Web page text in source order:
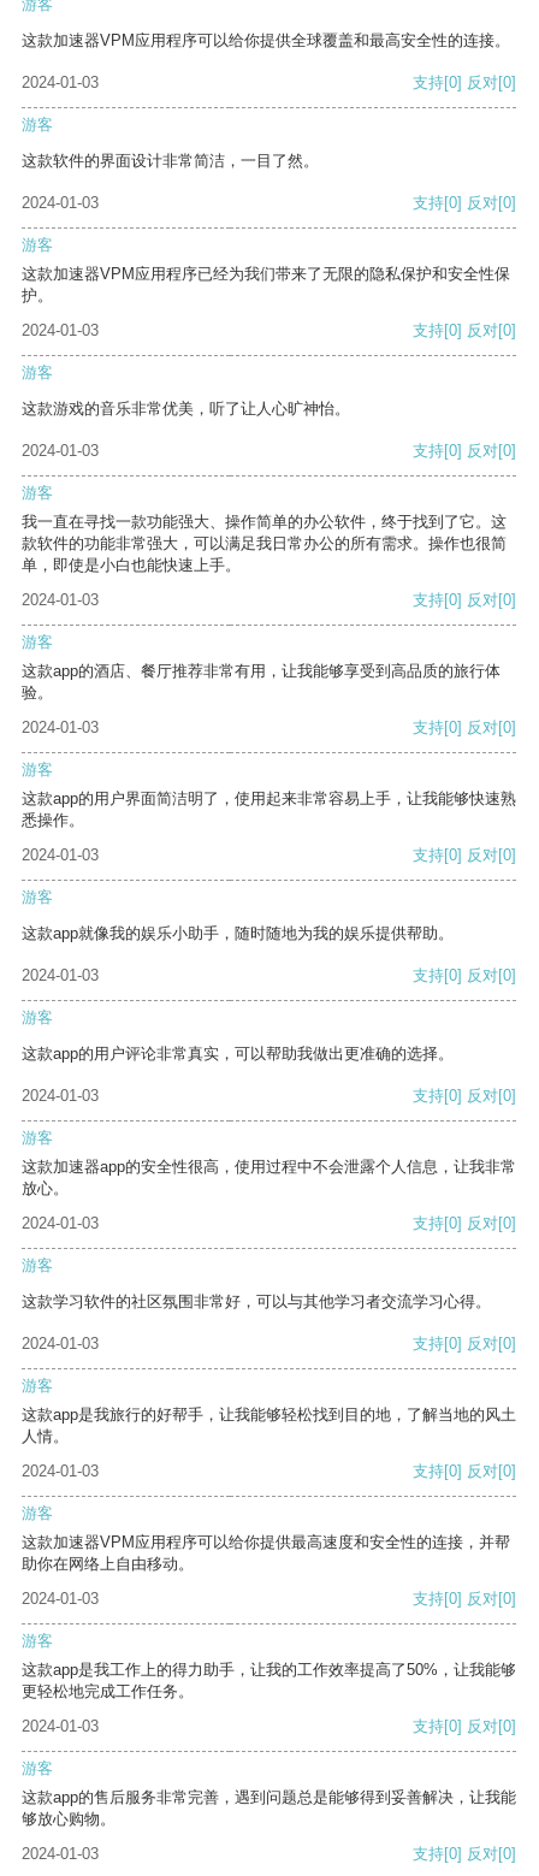
游客
这款加速器VPM应用程序可以给你提供全球覆盖和最高安全性的连接。
2024-01-03 支持[0] 反对[0]
游客
这款软件的界面设计非常简洁，一目了然。
2024-01-03 支持[0] 反对[0]
游客
这款加速器VPM应用程序已经为我们带来了无限的隐私保护和安全性保
护。
2024-01-03
支持[0] 反对[0]
游客
这款游戏的音乐非常优美，听了让人心旷神怡。
2024-01-03 支持[0] 反对[0]
游客
我一直在寻找一款功能强大、操作简单的办公软件，终于找到了它。这
款软件的功能非常强大，可以满足我日常办公的所有需求。操作也很简
单，即使是小白也能快速上手。
2024-01-03
支持[0] 反对[0]
游客
这款app的酒店、餐厅推荐非常有用，让我能够享受到高品质的旅行体
验。
2024-01-03
支持[0] 反对[0]
游客
这款app的用户界面简洁明了，使用起来非常容易上手，让我能够快速熟
悉操作。
2024-01-03
支持[0] 反对[0]
游客
这款app就像我的娱乐小助手，随时随地为我的娱乐提供帮助。
2024-01-03 支持[0] 反对[0]
游客
这款app的用户评论非常真实，可以帮助我做出更准确的选择。
2024-01-03 支持[0] 反对[0]
游客
这款加速器app的安全性很高，使用过程中不会泄露个人信息，让我非常
放心。
2024-01-03
支持[0] 反对[0]
游客
这款学习软件的社区氛围非常好，可以与其他学习者交流学习心得。
2024-01-03 支持[0] 反对[0]
游客
这款app是我旅行的好帮手，让我能够轻松找到目的地，了解当地的风土
人情。
2024-01-03
支持[0] 反对[0]
游客
这款加速器VPM应用程序可以给你提供最高速度和安全性的连接，并帮
助你在网络上自由移动。
2024-01-03
支持[0] 反对[0]
游客
这款app是我工作上的得力助手，让我的工作效率提高了50%，让我能够
更轻松地完成工作任务。
2024-01-03
支持[0] 反对[0]
游客
这款app的售后服务非常完善，遇到问题总是能够得到妥善解决，让我能
够放心购物。
2024-01-03
支持[0] 反对[0]